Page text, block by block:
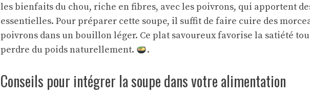
les bienfaits du chou, riche en fibres, avec les poivrons, qui apportent
essentielles. Pour préparer cette soupe, il suffit de faire cuire des
poivrons dans un bouillon léger. Ce plat savoureux favorise la satiété
perdre du poids naturellement.
.
Conseils pour intégrer la soupe dans votre alimentation